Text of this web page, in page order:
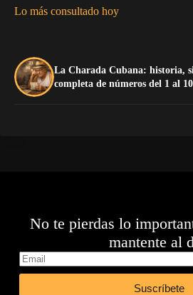
Lo más consultado hoy
La Charada Cubana: historia,
completa de números del 1 al
No te pierdas lo
mantente al
Suscríbete